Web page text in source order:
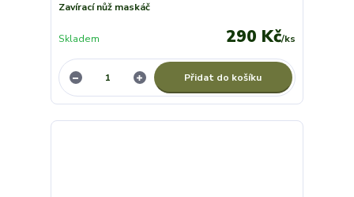
Zavírací nůž maskáč
290 Kč/ks
Skladem
Přidat do košíku